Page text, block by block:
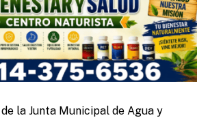
la Junta Municipal de Agua y